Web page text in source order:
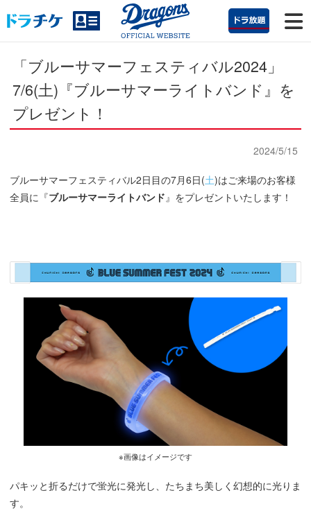
「ブルーサマーフェスティバル2024」
7/6(土)『ブルーサマーライトバンド』を
プレゼント！
2024/5/15
ブルーサマーフェスティバル2日目の7月6日(土)はご来場のお客様
全員に『ブルーサマーライトバンド 』をプレゼントいたします！
※画像はイメージです
パキッと折るだけで蛍光に発光し、たちまち美しく幻想的に光りま
す。